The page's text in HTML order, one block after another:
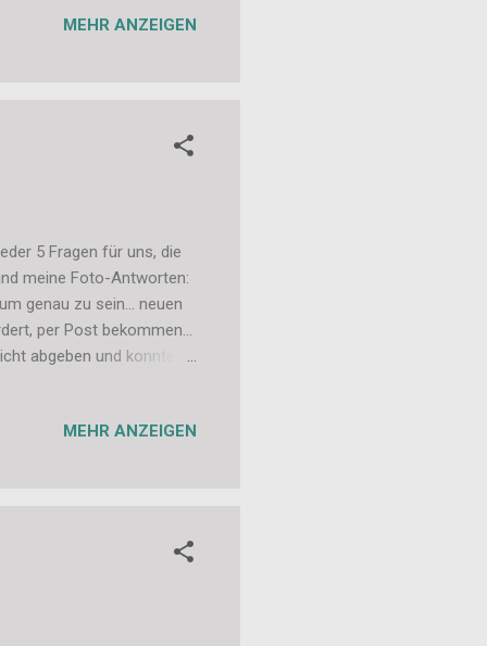
gar nicht
MEHR ANZEIGEN
5 Fragen für uns, die
meine Foto-Antworten:
genau zu sein... neuen
per Post bekommen...
abgeben und konnten
sehr tot
MEHR ANZEIGEN